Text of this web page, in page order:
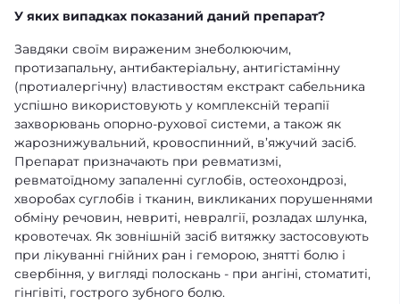
У яких випадках показаний даний препарат?
Завдяки своїм вираженим знеболюючим,
протизапальну, антибактеріальну, антигістамінну
(протиалергічну) властивостям екстракт сабельника
успішно використовують у комплексній терапії
захворювань опорно-рухової системи, а також як
жарознижувальний, кровоспинний, в’яжучий засіб.
Препарат призначають при ревматизмі,
ревматоїдному запаленні суглобів, остеохондрозі,
хворобах суглобів і тканин, викликаних порушеннями
обміну речовин, невриті, невралгії, розладах шлунка,
кровотечах. Як зовнішній засіб витяжку застосовують
при лікуванні гнійних ран і геморою, знятті болю і
свербіння, у вигляді полоскань - при ангіні, стоматиті,
гінгівіті, гострого зубного болю.